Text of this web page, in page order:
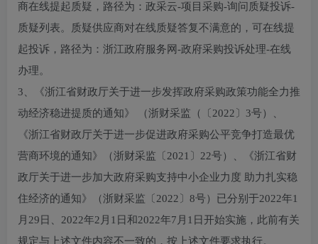
商在线提起质疑，路径为：政采云-项目采购-询问质疑投诉-
质疑列表。质疑供应商对在线质疑答复不满意的，可在线提
起投诉，路径为：浙江政府服务网-政府采购投诉处理-在线
办理。
3、《浙江省财政厅关于进一步发挥政府采购政策功能全力推
动经济稳进提质的通知》 （浙财采监（〔2022〕3号）、
《浙江省财政厅关于进一步促进政府采购公平竞争打造最优
营商环境的通知》（浙财采监〔2021〕22号）、《浙江省财
政厅关于进一步加大政府采购支持中小企业力度 助力扎实稳
住经济的通知》（浙财采监〔2022〕8号）已分别于2022年1
月29日、2022年2月1日和2022年7月1日开始实施，此前有关
规定与上述文件内容不一致的，按上述文件要求执行。